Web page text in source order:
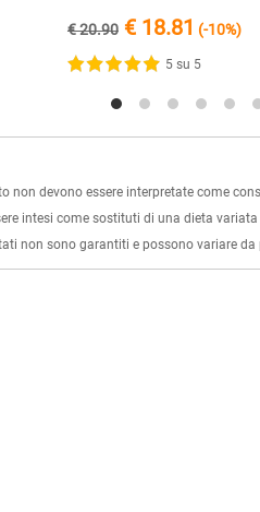
€ 20.90 € 18.81 (-10%)
5 su 5
non devono essere interpretate come
intesi come sostituti di una dieta
non sono garantiti e possono variare